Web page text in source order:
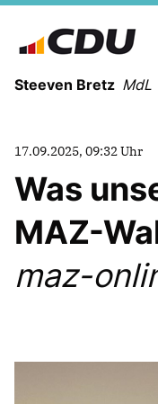
Steeven Bretz MdL
17.09.2025, 09:32 Uhr
Was
MAZ-
maz-